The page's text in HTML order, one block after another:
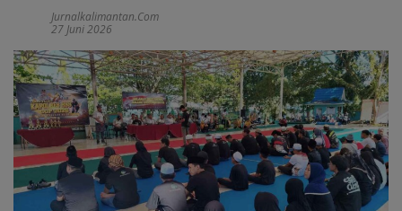
Jurnalkalimantan.com
27 Juni 2026